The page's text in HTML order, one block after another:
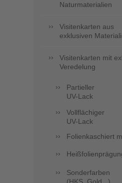
Naturmaterialien
Visitenkarten aus
exklusiven
Visitenkarten mit
Veredelung
Partieller
UV-Lack
Vollflächiger
UV-Lack
Folienkaschiert
Sonderfarben